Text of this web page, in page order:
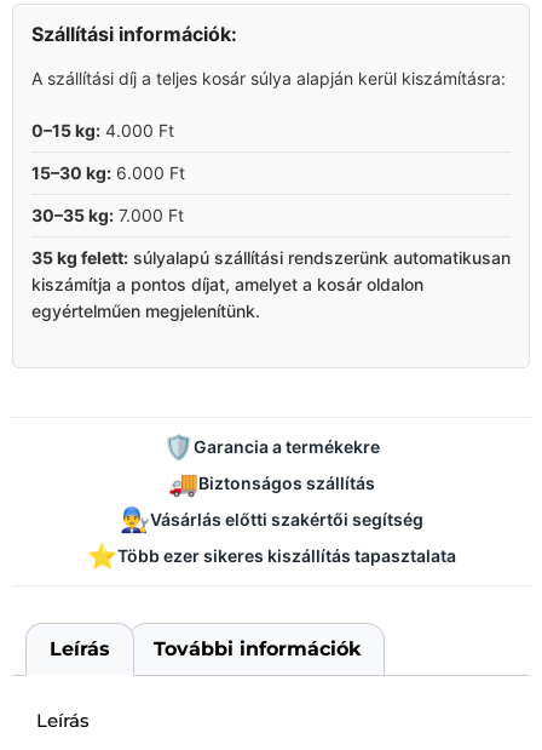
Szállítási információk:
A szállítási díj a teljes kosár súlya alapján kerül kiszámításra:
0–15 kg: 4.000 Ft
15–30 kg: 6.000 Ft
30–35 kg: 7.000 Ft
35 kg felett: súlyalapú szállítási rendszerünk automatikusan
kiszámítja a pontos díjat, amelyet a kosár oldalon
egyértelműen megjelenítünk.
🛡️Garancia a termékekre
🚚Biztonságos szállítás
👨‍🔧Vásárlás előtti szakértői segítség
⭐Több ezer sikeres kiszállítás tapasztalata
Leírás További információk
Leírás